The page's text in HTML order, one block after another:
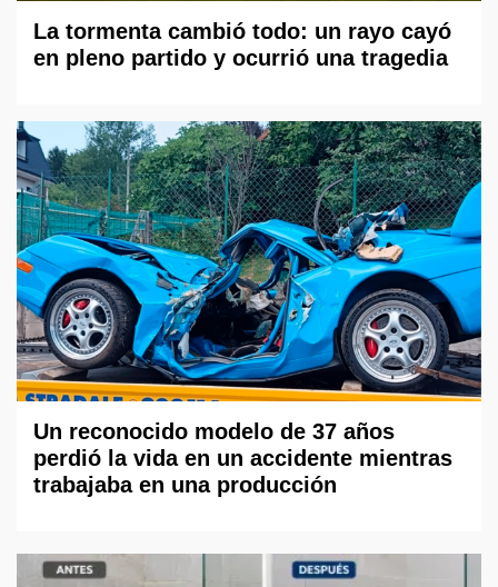
La tormenta cambió todo: un rayo cayó
en pleno partido y ocurrió una tragedia
Un reconocido modelo de 37 años
perdió la vida en un accidente mientras
trabajaba en una producción